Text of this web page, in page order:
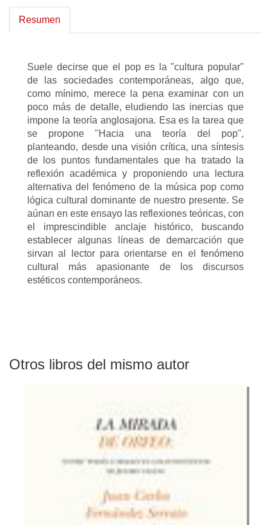
Resumen
Suele decirse que el pop es la "cultura popular"
de las sociedades contemporáneas, algo que,
como mínimo, merece la pena examinar con un
poco más de detalle, eludiendo las inercias que
impone la teoría anglosajona. Esa es la tarea que
se propone "Hacia una teoría del pop",
planteando, desde una visión crítica, una síntesis
de los puntos fundamentales que ha tratado la
reflexión académica y proponiendo una lectura
alternativa del fenómeno de la música pop como
lógica cultural dominante de nuestro presente. Se
aúnan en este ensayo las reflexiones teóricas, con
el imprescindible anclaje histórico, buscando
establecer algunas líneas de demarcación que
sirvan al lector para orientarse en el fenómeno
cultural más apasionante de los discursos
estéticos contemporáneos.
Otros libros del mismo autor